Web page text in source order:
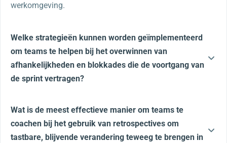
werkomgeving.
Welke strategieën kunnen worden geïmplementeerd
om teams te helpen bij het overwinnen van
afhankelijkheden en blokkades die de voortgang van
de sprint vertragen?
Wat is de meest effectieve manier om teams te
coachen bij het gebruik van retrospectives om
tastbare, blijvende verandering teweeg te brengen in